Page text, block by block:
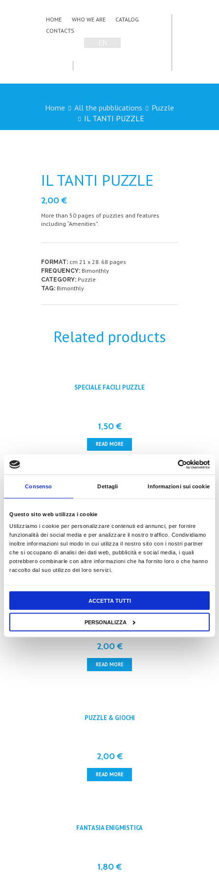
Consenso Dettagli Informazioni sui cookie
Questo sito web utilizza i cookie
Utilizziamo i cookie per personalizzare contenuti ed annunci, per fornire
funzionalità dei social media e per analizzare il nostro traffico. Condividiamo
inoltre informazioni sul modo in cui utilizza il nostro sito con i nostri partner
che si occupano di analisi dei dati web, pubblicità e social media, i quali
potrebbero combinarle con altre informazioni che ha fornito loro o che hanno
raccolto dal suo utilizzo dei loro servizi.
ACCETTA TUTTI
PERSONALIZZA
HOME WHO WE ARE
CATALOG
CONTACTS
EN
Home All the pubblications
Puzzle
IL TANTI PUZZLE
IL TANTI PUZZLE
2,00€
More than 50 pages of puzzles and features
including “Amenities”.
FORMAT: cm 21 x 28. 68 pages
FREQUENCY: Bimonthly
CATEGORY: Puzzle
TAG: Bimonthly
Related products
SPECIALE FACILI PUZZLE
1,50€
READ MORE
ENIGMISTICA PER ESPERTI
2,00€
READ MORE
2,00€
READ MORE
PUZZLE & GIOCHI
2,00€
READ MORE
FANTASIA ENIGMISTICA
1,80€